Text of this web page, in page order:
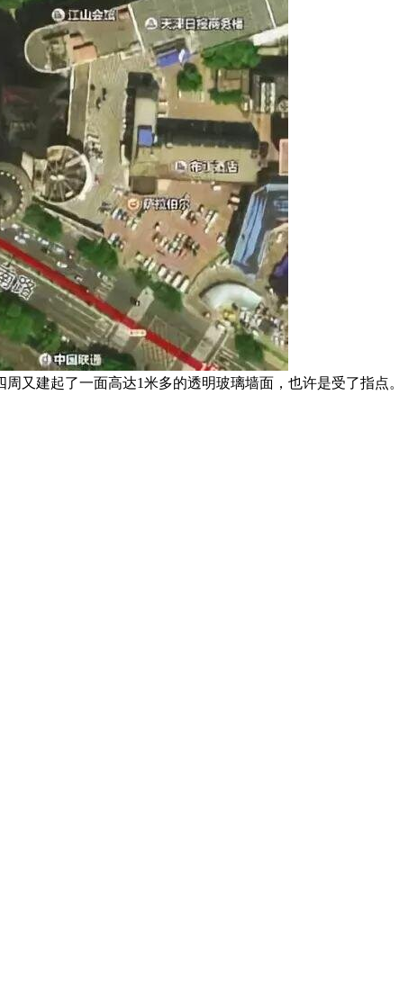
又建起了一面高达1米多的透明玻璃墙面，也许是受了指点。